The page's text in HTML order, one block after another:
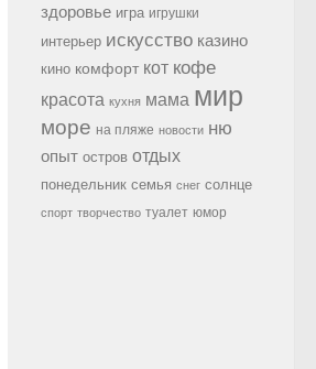
здоровье игра игрушки
интерьер искусство казино
кино комфорт кот кофе
красота кухня мама мир
море на пляже новости ню
опыт остров отдых
понедельник семья снег солнце
спорт творчество туалет юмор